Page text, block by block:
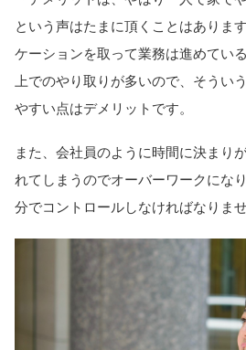
という声はたまに頂くことはありま
ケーションを取って業務は進めてい
上でのやり取りが多いので、そうい
やすい点はデメリットです。
また、会社員のように時間に決まり
れてしまうのでオーバーワークにな
分でコントロールしなければなりませ